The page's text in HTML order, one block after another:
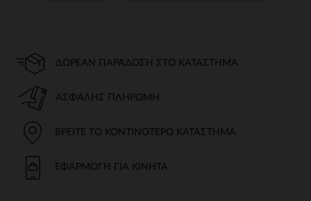
ΔΩΡΕΆΝ ΠΑΡΆΔΟΣΗ ΣΤΟ ΚΑΤΆΣΤΗΜΑ
ΑΣΦΑΛΉΣ ΠΛΗΡΩΜΉ
ΒΡΕΊΤΕ ΤΟ ΚΟΝΤΙΝΌΤΕΡΟ ΚΑΤΆΣΤΗΜΑ
ΕΦΑΡΜΟΓΉ ΓΙΑ ΚΙΝΗΤΆ